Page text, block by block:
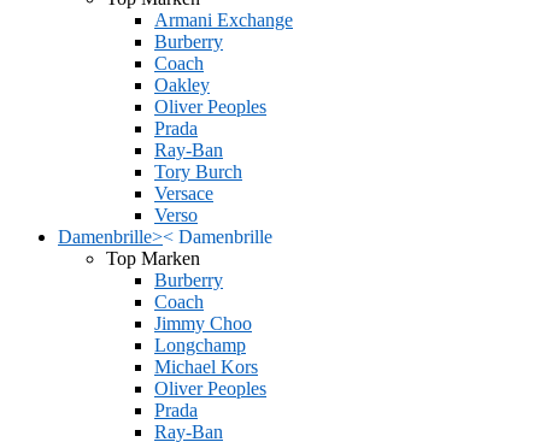
Armani Exchange
Burberry
Coach
Oakley
Oliver Peoples
Prada
Ray-Ban
Tory Burch
Versace
Verso
Damenbrille>< Damenbrille
Top Marken
Burberry
Coach
Jimmy Choo
Longchamp
Michael Kors
Oliver Peoples
Prada
Ray-Ban